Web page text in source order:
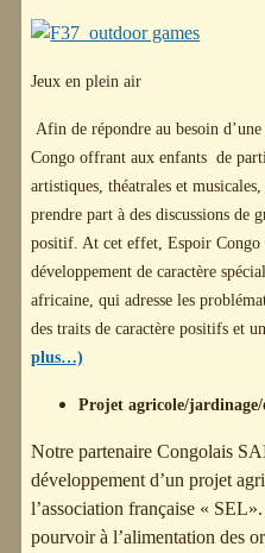
Jeux en plein air
Afin de répondre au besoin
Congo offrant aux enfants de
artistiques, théatrales et
prendre part à des discussions de
positif. At cet effet, Espoir Congo
développement de caractère
africaine, qui adresse les
des traits de caractère positifs et
plus…)
Projet agricole/jardinage/
Notre partenaire Congolais
développement d’un projet
l’association française «
pourvoir à l’alimentation des